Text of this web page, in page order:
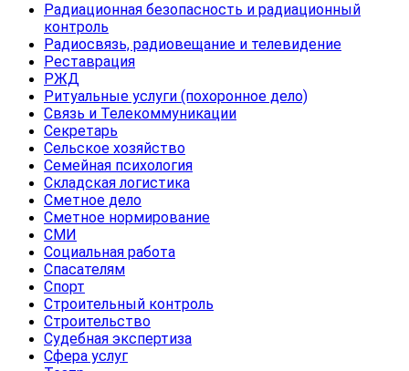
Радиационная безопасность и радиационный
контроль
Радиосвязь, радиовещание и телевидение
Реставрация
РЖД
Ритуальные услуги (похоронное дело)
Связь и Телекоммуникации
Секретарь
Сельское хозяйство
Семейная психология
Складская логистика
Сметное дело
Сметное нормирование
СМИ
Социальная работа
Спасателям
Спорт
Строительный контроль
Строительство
Судебная экспертиза
Сфера услуг